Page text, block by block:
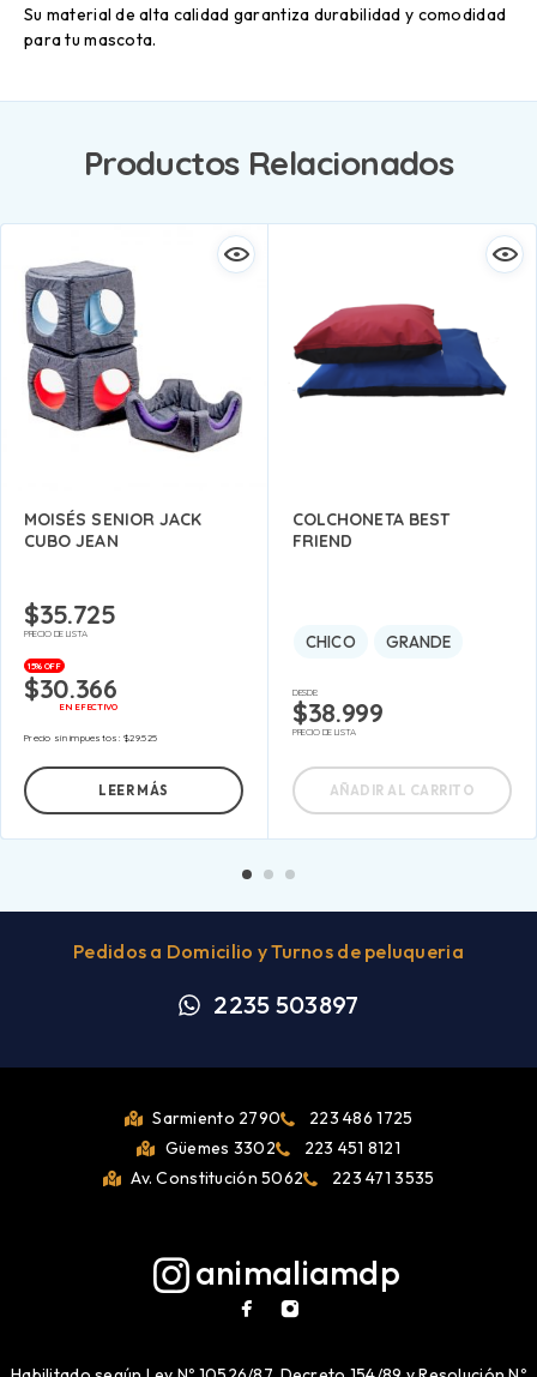
Su material de alta calidad garantiza durabilidad y comodidad
para tu mascota.
Productos Relacionados
MOISÉS SENIOR JACK
CUBO JEAN
$35.725
PRECIO DE LISTA
15% OFF
$30.366
EN EFECTIVO
Precio sin impuestos:$29.525
LEER MÁS
COLCHONETA BEST
FRIEND
CHICO GRANDE
DESDE:
$38.999
PRECIO DE LISTA
AÑADIR AL CARRITO
Pedidos a Domicilio y Turnos de peluqueria
2235 503897
Sarmiento 2790
223 486 1725
Güemes 3302
223 451 8121
Av. Constitución 5062
223 471 3535
animaliamdp